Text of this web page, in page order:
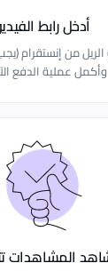
أدخل رابط
الريل من إنستقرام
وأكمل عملية الدفع
المشاهدات